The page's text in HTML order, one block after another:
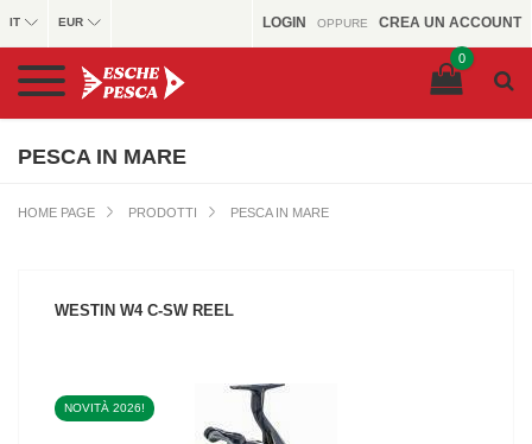
LOGIN OPPURE CREA UN ACCOUNT
IT EUR
0
PESCA IN MARE
HOME PAGE PRODOTTI PESCA IN MARE
WESTIN W4 C-SW REEL
NOVITÀ 2026!
VEDI IL PRODOTTO